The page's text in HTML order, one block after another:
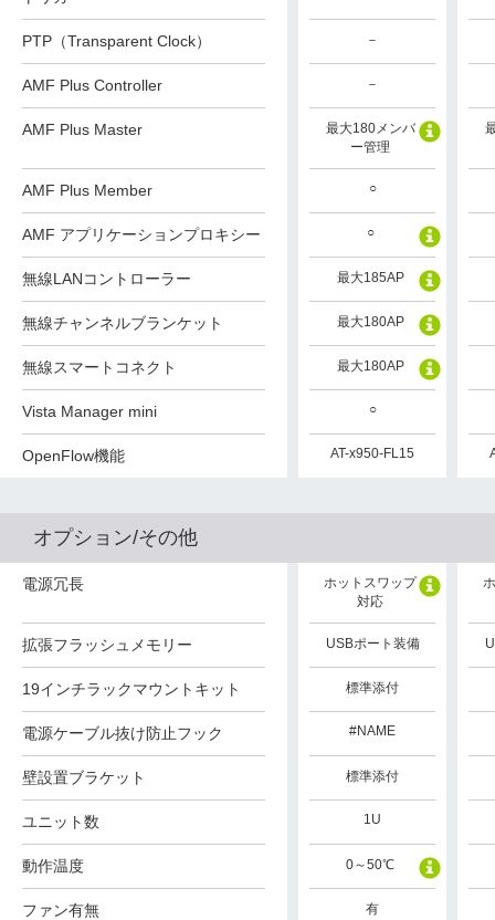
PTP（Transparent Clock）
AMF Plus Controller
AMF Plus Master
AMF Plus Member
AMF アプリケーションプロキシー
無線LANコントローラー
無線チャンネルブランケット
無線スマートコネクト
Vista Manager mini
OpenFlow機能
－
－
最大180メンバ
ー管理
○
○
最大185AP
最大180AP
最大180AP
○
AT-x950-FL15
オプション/その他
電源冗長
拡張フラッシュメモリー
19インチラックマウントキット
電源ケーブル抜け防止フック
壁設置ブラケット
ユニット数
動作温度
ファン有無
ホットスワップ
対応
USBポート装備
標準添付
#NAME
標準添付
1U
0～50℃
有